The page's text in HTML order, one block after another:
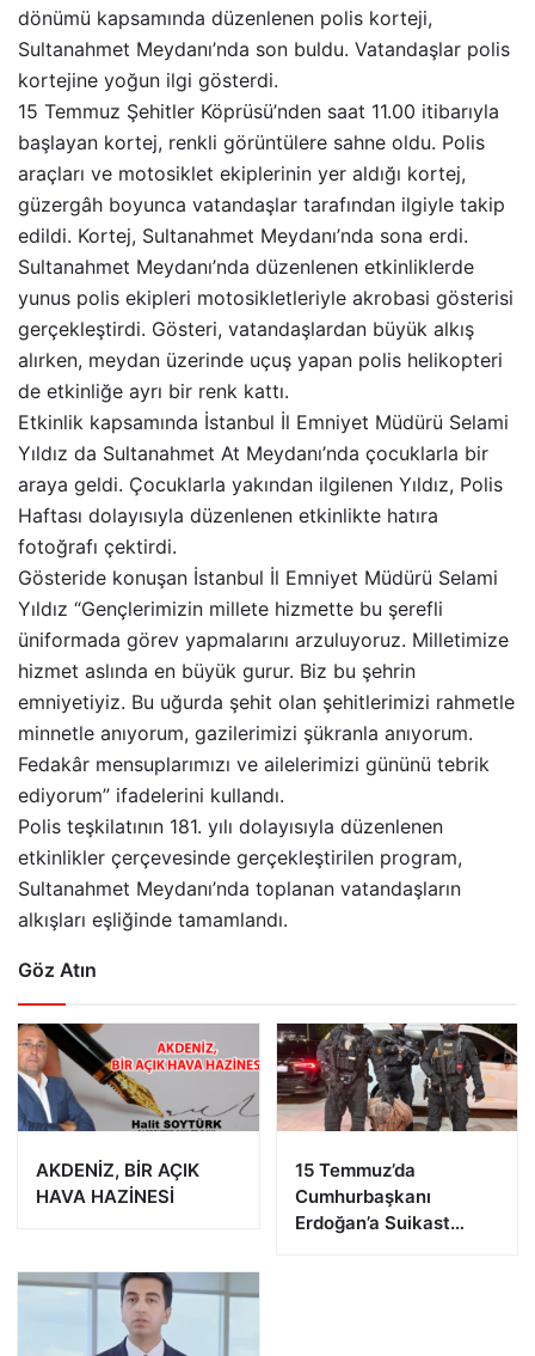
dönümü kapsamında düzenlenen polis korteji,
Sultanahmet Meydanı’nda son buldu. Vatandaşlar polis
kortejine yoğun ilgi gösterdi.
15 Temmuz Şehitler Köprüsü’nden saat 11.00 itibarıyla
başlayan kortej, renkli görüntülere sahne oldu. Polis
araçları ve motosiklet ekiplerinin yer aldığı kortej,
güzergâh boyunca vatandaşlar tarafından ilgiyle takip
edildi. Kortej, Sultanahmet Meydanı’nda sona erdi.
Sultanahmet Meydanı’nda düzenlenen etkinliklerde
yunus polis ekipleri motosikletleriyle akrobasi gösterisi
gerçekleştirdi. Gösteri, vatandaşlardan büyük alkış
alırken, meydan üzerinde uçuş yapan polis helikopteri
de etkinliğe ayrı bir renk kattı.
Etkinlik kapsamında İstanbul İl Emniyet Müdürü Selami
Yıldız da Sultanahmet At Meydanı’nda çocuklarla bir
araya geldi. Çocuklarla yakından ilgilenen Yıldız, Polis
Haftası dolayısıyla düzenlenen etkinlikte hatıra
fotoğrafı çektirdi.
Gösteride konuşan İstanbul İl Emniyet Müdürü Selami
Yıldız “Gençlerimizin millete hizmette bu şerefli
üniformada görev yapmalarını arzuluyoruz. Milletimize
hizmet aslında en büyük gurur. Biz bu şehrin
emniyetiyiz. Bu uğurda şehit olan şehitlerimizi rahmetle
minnetle anıyorum, gazilerimizi şükranla anıyorum.
Fedakâr mensuplarımızı ve ailelerimizi gününü tebrik
ediyorum” ifadelerini kullandı.
Polis teşkilatının 181. yılı dolayısıyla düzenlenen
etkinlikler çerçevesinde gerçekleştirilen program,
Sultanahmet Meydanı’nda toplanan vatandaşların
alkışları eşliğinde tamamlandı.
Göz Atın
AKDENİZ, BİR AÇIK
HAVA HAZİNESİ
15 Temmuz’da
Cumhurbaşkanı
Erdoğan’a Suikast